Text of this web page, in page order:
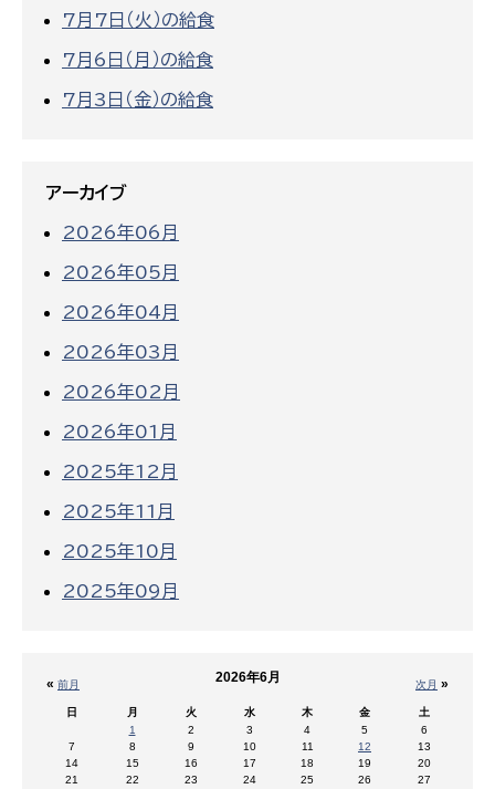
7月7日（火）の給食
7月6日（月）の給食
7月3日（金）の給食
アーカイブ
2026年06月
2026年05月
2026年04月
2026年03月
2026年02月
2026年01月
2025年12月
2025年11月
2025年10月
2025年09月
« 前月 次月 »
2026年6月
日 月 火 水 木 金
土
1
2 3 4 5
6
7
8 9 10 11 12
13
14
15 16 17 18 19
20
21
22 23 24 25 26 27